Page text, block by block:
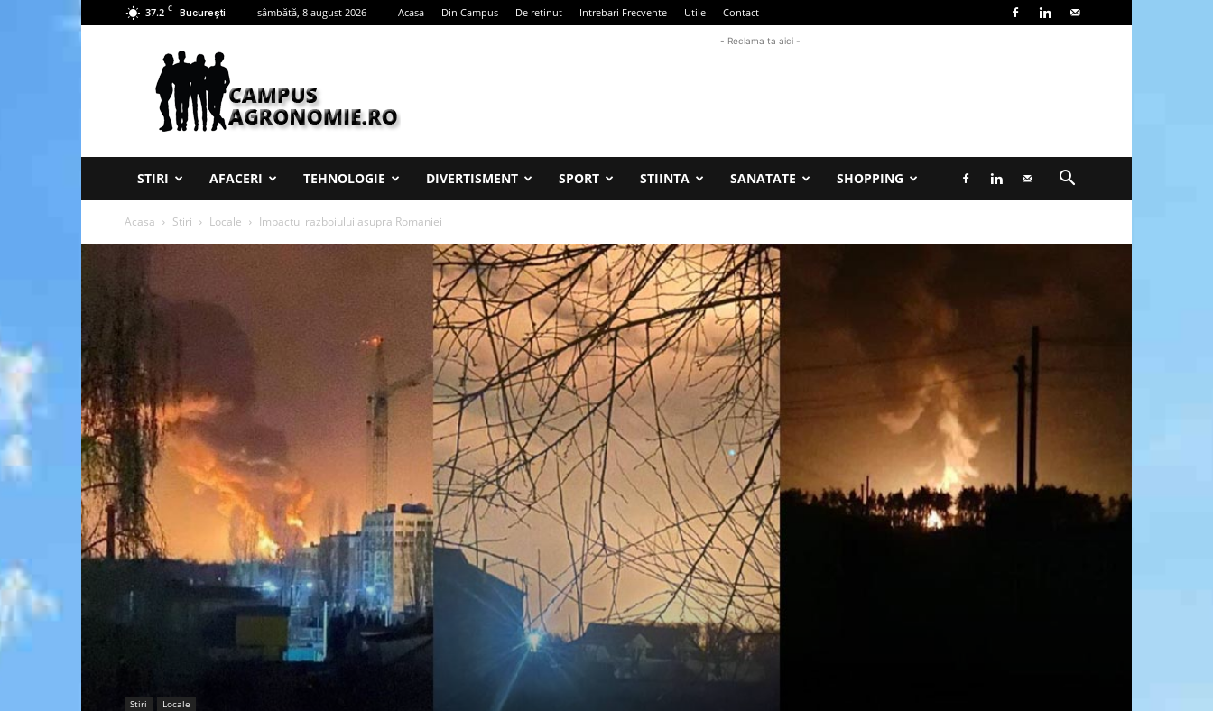
37.2 C București sâmbătă, 8 august 2026 Acasa Din Campus De retinut Intrebari Frecvente Utile Contact
Campus
Agronomie
- Reclama ta aici -
STIRI AFACERI TEHNOLOGIE DIVERTISMENT SPORT STIINTA SANATATE SHOPPING
Acasa Stiri Locale Impactul razboiului asupra Romaniei
Stiri Locale